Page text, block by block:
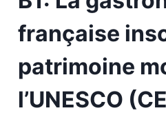
française
patrimoine
l’UNESCO